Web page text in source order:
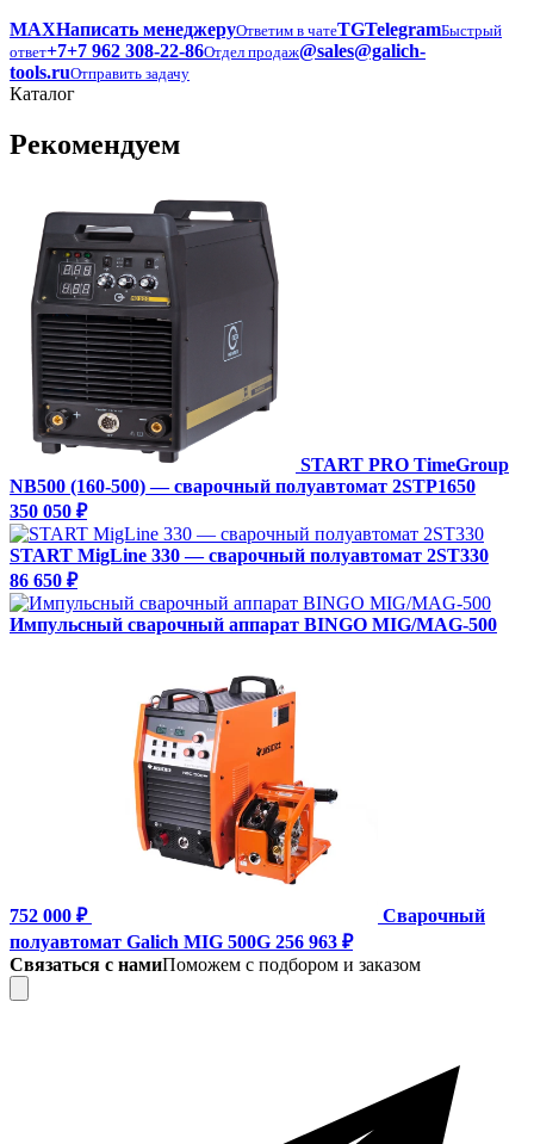
MAXНаписать менеджеруОтветим в чатеTGTelegramБыстрый
ответ+7+7 962 308-22-86Отдел продаж@sales@galich-
tools.ruОтправить задачу
Каталог
Рекомендуем
START PRO TimeGroup
NB500 (160-500) — сварочный полуавтомат 2STP1650
350 050 ₽
START MigLine 330 — сварочный полуавтомат 2ST330
86 650 ₽
Импульсный сварочный аппарат BINGO MIG/MAG-500
752 000 ₽
Сварочный
полуавтомат Galich MIG 500G 256 963 ₽
Связаться с намиПоможем с подбором и заказом